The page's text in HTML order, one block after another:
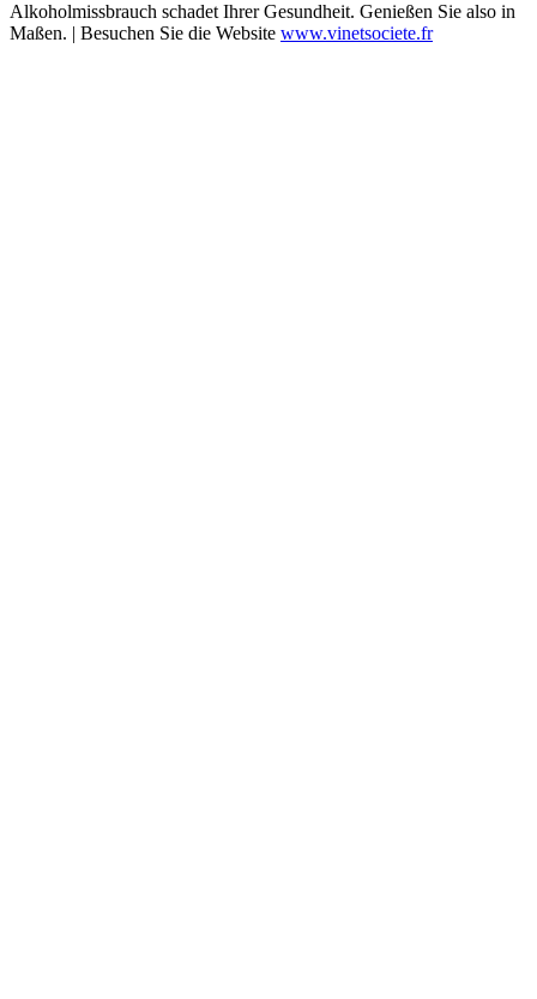
Alkoholmissbrauch schadet Ihrer Gesundheit. Genießen Sie also in
Maßen. | Besuchen Sie die Website www.vinetsociete.fr